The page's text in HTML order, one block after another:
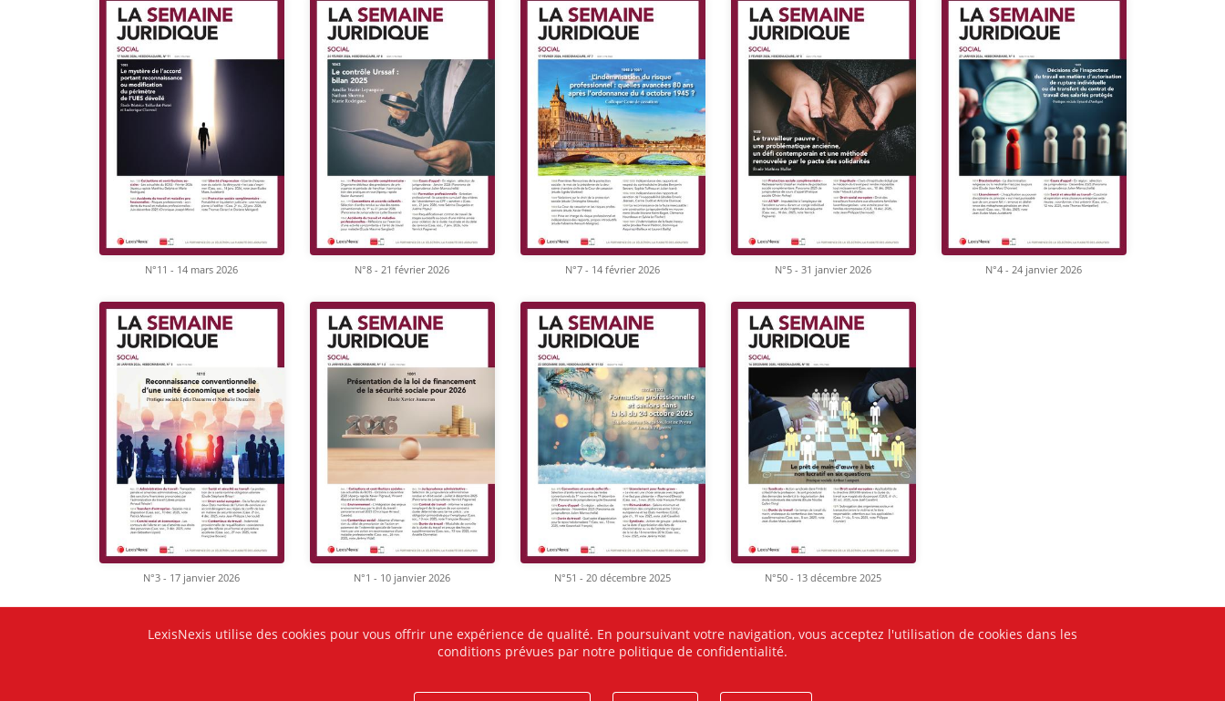
N°11 - 14 mars 2026 N°8 - 21 février 2026 N°7 - 14 février 2026 N°5 - 31 janvier 2026 N°4 - 24 janvier 2026
N°3 - 17 janvier 2026 N°1 - 10 janvier 2026 N°51 - 20 décembre 2025 N°50 - 13 décembre 2025
LexisNexis utilise des cookies pour vous offrir une expérience de qualité. En poursuivant votre navigation, vous acceptez l'utilisation de cookies dans les
conditions prévues par notre politique de confidentialité.